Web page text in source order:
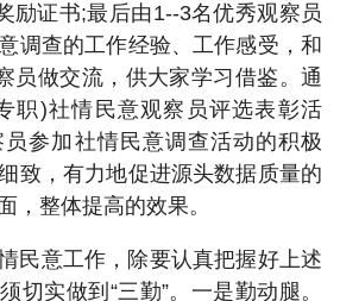
励证书;最后由1--3名优秀观察员
调查的工作经验、工作感受，和
员做交流，供大家学习借鉴。通
职)社情民意观察员评选表彰活
参加社情民意调查活动的积极
致，有力地促进源头数据质量的
，整体提高的效果。
民意工作，除要认真把握好上述
切实做到“三勤”。一是勤动腿。